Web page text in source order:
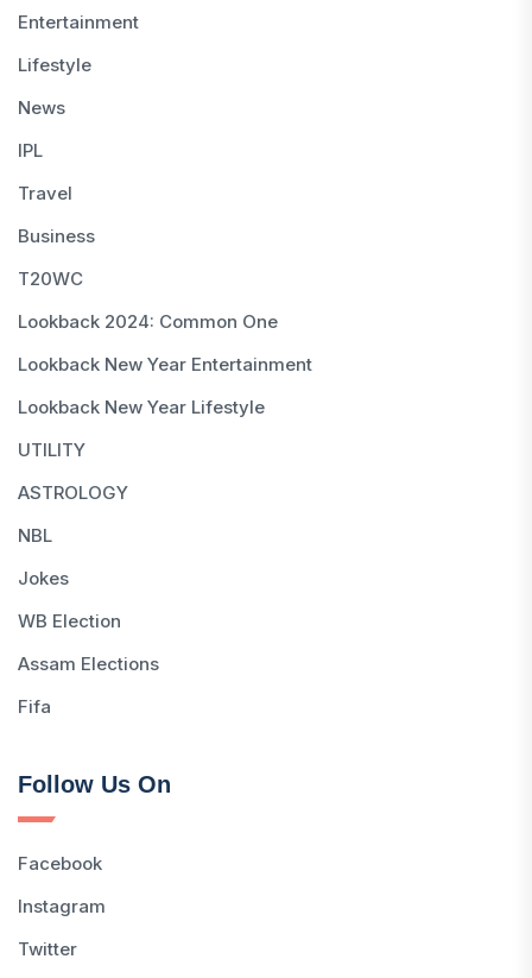
Entertainment
Lifestyle
News
IPL
Travel
Business
T20WC
Lookback 2024: Common One
Lookback New Year Entertainment
Lookback New Year Lifestyle
UTILITY
ASTROLOGY
NBL
Jokes
WB Election
Assam Elections
Fifa
Follow Us On
Facebook
Instagram
Twitter